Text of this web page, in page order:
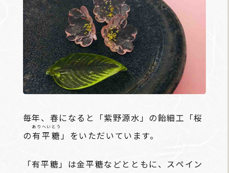
毎年、春になると「紫野源水」の飴細工「桜
の有平糖
ありへいとう
」をいただいています。
「有平糖」は金平糖などとともに、スペイン